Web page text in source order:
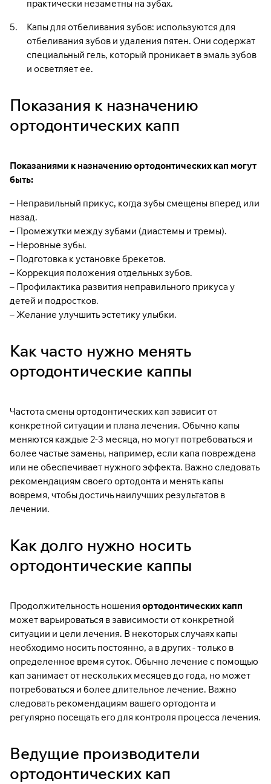
практически незаметны на зубах.
Капы для отбеливания зубов: используются для
отбеливания зубов и удаления пятен. Они содержат
специальный гель, который проникает в эмаль зубов
и осветляет ее.
Показания к назначению
ортодонтических капп
Показаниями к назначению ортодонтических кап могут
быть:
– Неправильный прикус, когда зубы смещены вперед или
назад.
– Промежутки между зубами (диастемы и тремы).
– Неровные зубы.
– Подготовка к установке брекетов.
– Коррекция положения отдельных зубов.
– Профилактика развития неправильного прикуса у
детей и подростков.
– Желание улучшить эстетику улыбки.
Как часто нужно менять
ортодонтические каппы
Частота смены ортодонтических кап зависит от
конкретной ситуации и плана лечения. Обычно капы
меняются каждые 2-3 месяца, но могут потребоваться и
более частые замены, например, если капа повреждена
или не обеспечивает нужного эффекта. Важно следовать
рекомендациям своего ортодонта и менять капы
вовремя, чтобы достичь наилучших результатов в
лечении.
Как долго нужно носить
ортодонтические каппы
Продолжительность ношения ортодонтических капп
может варьироваться в зависимости от конкретной
ситуации и цели лечения. В некоторых случаях капы
необходимо носить постоянно, а в других - только в
определенное время суток. Обычно лечение с помощью
кап занимает от нескольких месяцев до года, но может
потребоваться и более длительное лечение. Важно
следовать рекомендациям вашего ортодонта и
регулярно посещать его для контроля процесса лечения.
Ведущие производители
ортодонтических кап